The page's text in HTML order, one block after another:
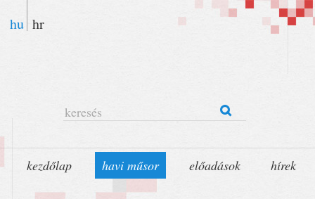
hu hr
keresés
kezdőlap havi műsor előadások hírek